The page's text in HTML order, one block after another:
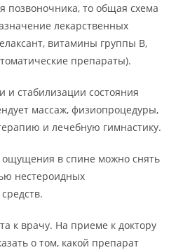
позвоночника, то общая схема
лекарственных
витамины группы В,
препараты).
и стабилизации состояния
массаж, физиопроцедуры,
и лечебную гимнастику.
в спине можно снять
нестероидных
к врачу. На приеме к доктору
о том, какой препарат